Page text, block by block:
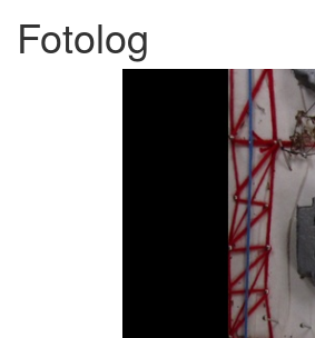
Fotolog
Previous